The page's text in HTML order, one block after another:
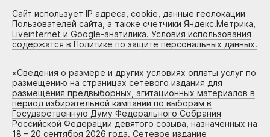
Сайт использует IP адреса, cookie, данные геолокации
Пользователей сайта, а также счетчики Яндекс.Метрика,
Liveinternet и Google-анатилика. Условия использования
содержатся в Политике по защите персональных данных.
«Сведения о размере и других условиях оплаты услуг по
размещению на страницах сетевого издания для
размещения предвыборных, агитационных материалов в
период избирательной кампании по выборам в
Государственную Думу Федерального Собрания
Российской Федерации девятого созыва, назначенных на
18 – 20 сентября 2026 года. Сетевое издание